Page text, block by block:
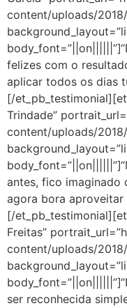
content/uploads/
felizes com o
aplicar todos os dias
[/
Trindade”
content/uploads/
antes, fico
agora bora aproveitar
[/
Freitas”
content/uploads/
ser reconhecida